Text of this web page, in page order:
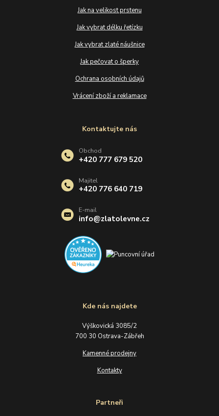
Jak na velikost prstenu
Jak vybrat délku řetízku
Jak vybrat zlaté náušnice
Jak pečovat o šperky
Ochrana osobních údajů
Vrácení zboží a reklamace
Kde nás najdete
Výškovická 3085/2
700 30 Ostrava-Zábřeh
Kamenné prodejny
Kontakty
Partneři
Kontaktujte nás
Obchod
+420 777 679 520
Majitel
+420 776 640 719
E-mail
info@zlatolevne.cz